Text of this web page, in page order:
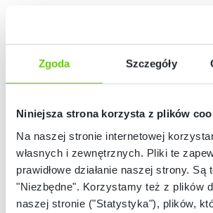
Zgoda Szczegóły
Niniejsza strona korzysta z plików
Na naszej stronie internetowej
własnych i zewnętrznych. Pliki te
prawidłowe działanie naszej strony. Są
"Niezbędne". Korzystamy też z plików
naszej stronie ("Statystyka"), plików,